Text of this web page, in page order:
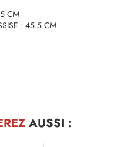
CM
: 45.5 CM
AUSSI :